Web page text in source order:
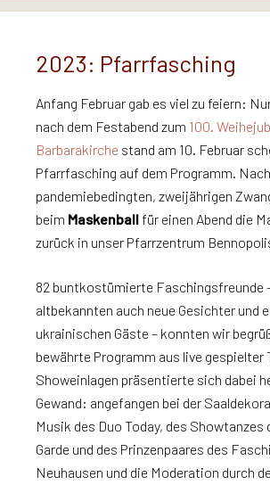
2023: Pfarrfasching
Anfang Februar gab es viel zu feiern:
nach dem Festabend zum 100.
Barbarakirche stand am 10. Februar
Pfarrfasching auf dem Programm.
pandemiebedingten, zweijährigen
beim Maskenballfür einen Abend die
zurück in unser Pfarrzentrum
82 buntkostümierte Faschingsfreunde
altbekannten auch neue Gesichter und
ukrainischen Gäste – konnten wir
bewährte Programm aus live gespielter
Showeinlagen präsentierte sich dabei
Gewand: angefangen bei der
Musik des Duo Today, des Showtanzes
Garde und des Prinzenpaares des
Neuhausen und die Moderation durch